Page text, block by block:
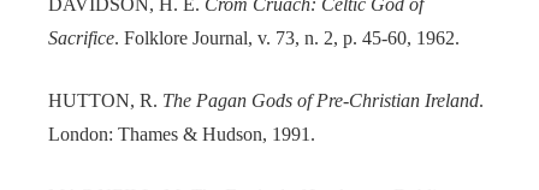
DAVIDSON, H. E. Crom Cruach: Celtic God of
Sacrifice. Folklore Journal, v. 73, n. 2, p. 45-60, 1962.
HUTTON, R. The Pagan Gods of Pre-Christian Ireland.
London: Thames & Hudson, 1991.